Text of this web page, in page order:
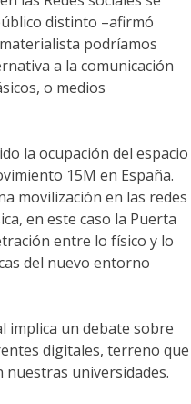
distinto –afirmó
podríamos
a la comunicación
o medios
la ocupación del espacio
15M en España.
movilización en las redes
en este caso la Puerta
entre lo físico y lo
del nuevo entorno
implica un debate sobre
digitales, terreno que
universidades.